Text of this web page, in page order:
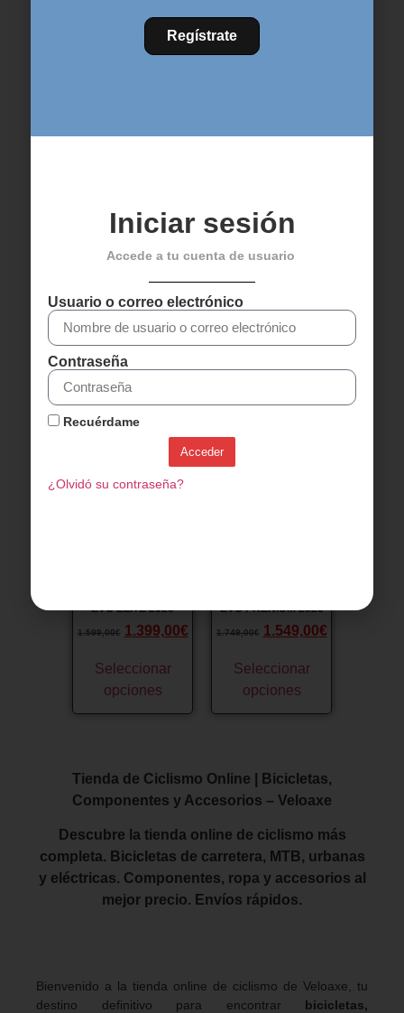
SENSA TRAVEL EVO
SENSA SUPERLIGHT
SENSA SUPERLIGHT
EVO 2026
1.449,00€ 1.299,00€
Seleccionar
opciones
SENSA CINTURA
LIMITED 2026
1.499,00€ 1.349,00€
opciones
¡Oferta!
EVO ELITE 2026
1.599,00€ 1.399,00€
Seleccionar
opciones
EVO PRENIUM 2026
1.749,00€ 1.549,00€
Seleccionar
opciones
Tienda de Ciclismo Online | Bicicletas,
Componentes y Accesorios – Veloaxe
Descubre la tienda online de ciclismo más
completa. Bicicletas de carretera, MTB, urbanas
y eléctricas. Componentes, ropa y accesorios al
mejor precio. Envíos rápidos.
Bienvenido a la tienda online de ciclismo de Veloaxe, tu
destino definitivo para encontrar bicicletas,
Regístrate
Iniciar sesión
Accede a tu cuenta de usuario
Usuario o correo electrónico
Contraseña
Recuérdame
Acceder
¿Olvidó su contraseña?